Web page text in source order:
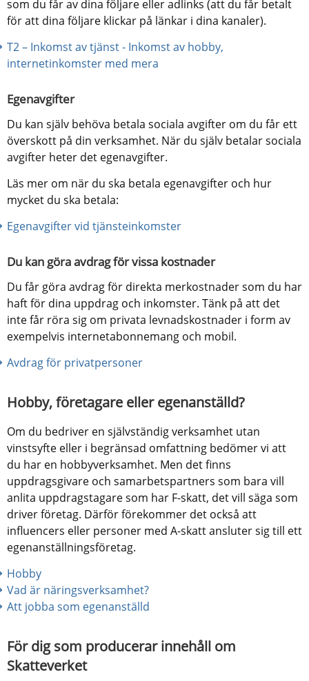
som du får av dina följare eller adlinks (att du får betalt
för att dina följare klickar på länkar i dina kanaler).
T2 ­– Inkomst av tjänst - Inkomst av hobby,
internetinkomster med mera
Egenavgifter
Du kan själv behöva betala sociala avgifter om du får ett
överskott på din verksamhet. När du själv betalar sociala
avgifter heter det egenavgifter.
Läs mer om när du ska betala egenavgifter och hur
mycket du ska betala:
Egenavgifter vid tjänsteinkomster
Du kan göra avdrag för vissa kostnader
Du får göra avdrag för direkta merkostnader som du har
haft för dina uppdrag och inkomster. Tänk på att det
inte får röra sig om privata levnadskostnader i form av
exempelvis internetabonnemang och mobil.
Avdrag för privatpersoner
Hobby, företagare eller egenanställd?
Om du bedriver en självständig verksamhet utan
vinstsyfte eller i begränsad omfattning bedömer vi att
du har en hobbyverksamhet. Men det finns
uppdragsgivare och samarbetspartners som bara vill
anlita uppdragstagare som har F-skatt, det vill säga som
driver företag. Därför förekommer det också att
influencers eller personer med A-skatt ansluter sig till ett
egenanställningsföretag.
Hobby
Vad är näringsverksamhet?
Att jobba som egenanställd
För dig som producerar innehåll om
Skatteverket